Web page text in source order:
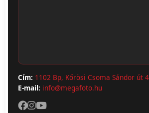
Cím: 1102 Bp, Kőrösi Csoma Sándor út
E-mail: info@megafoto.hu